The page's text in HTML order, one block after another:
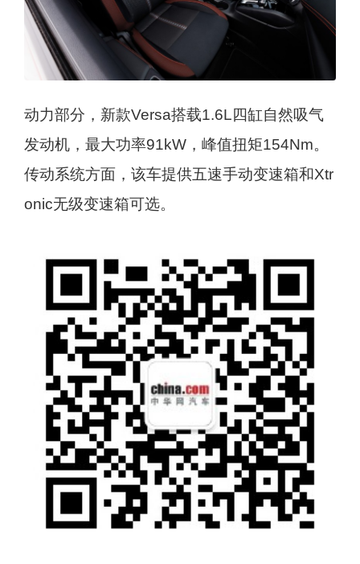
动力部分，新款Versa搭载1.6L四缸自然吸气
发动机，最大功率91kW，峰值扭矩154Nm。
传动系统方面，该车提供五速手动变速箱和Xtr
onic无级变速箱可选。